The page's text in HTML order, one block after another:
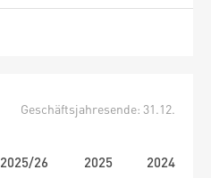
Geschäftsjahresende: 31.12.
2025/26 2025
2024